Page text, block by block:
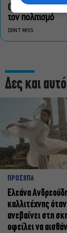
Οι «Τρωάδες»
τον πολιτισμό
DON'T MISS
Δες και αυτό
ΠΡΟΣΩΠΑ
Ελεάνα
καλλιτέχνης όταν
ανεβαίνει στη
οφείλει να